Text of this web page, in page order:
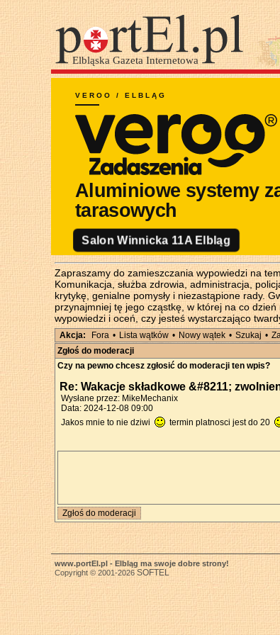
Zapraszamy do zamieszczania wypowiedzi na
Komunikacja, służba zdrowia, administracja,
krytykę, genialne pomysły i niezastąpione rady.
przynajmniej tę jego cząstkę, w której na co
wypowiedzi i oceń, czy jesteś wystarczająco
Akcja: Fora • Lista wątków • Nowy wątek • Szukaj •
Zgłoś do moderacji
Czy na pewno chcesz zgłosić do moderacji ten wpis?
Re: Wakacje składkowe &#8211;
Wysłane przez: MikeMechanix
Data: 2024-12-08 09:00
Jakos mnie to nie dziwi
termin platnosci jest do 20
www.portEl.pl - Elbląg ma swoje dobre strony!
Copyright © 2001-2026 SOFTEL